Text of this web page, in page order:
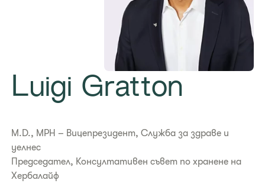
Luigi Gratton
M.D., MPH – Вицепрезидент, Служба за здраве и
уелнес
Председател, Консултативен съвет по хранене на
Хербалайф